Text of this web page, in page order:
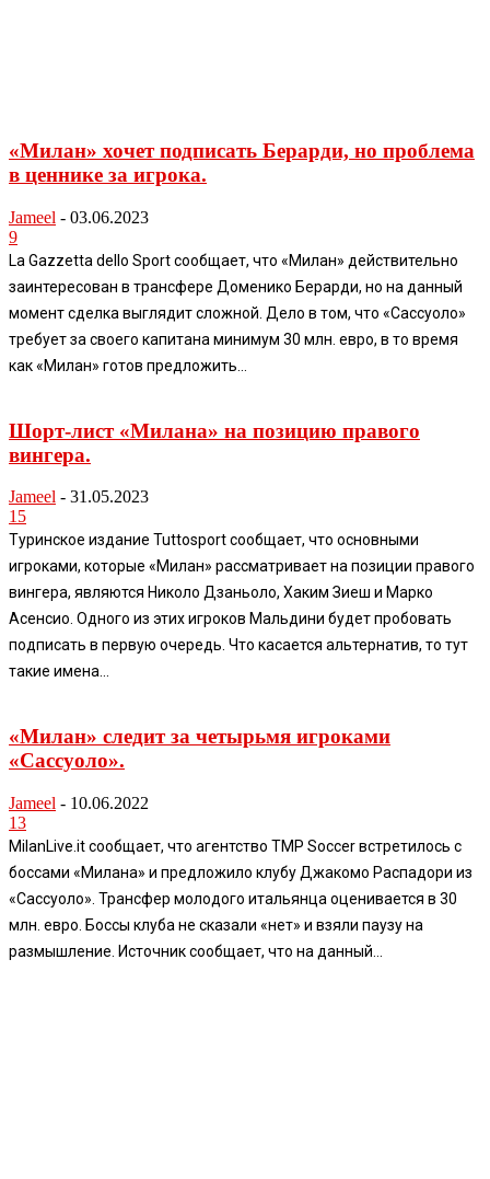
«Милан» хочет подписать Берарди, но проблема
в ценнике за игрока.
Jameel - 03.06.2023
9
La Gazzetta dello Sport сообщает, что «Милан» действительно
заинтересован в трансфере Доменико Берарди, но на данный
момент сделка выглядит сложной. Дело в том, что «Сассуоло»
требует за своего капитана минимум 30 млн. евро, в то время
как «Милан» готов предложить...
Шорт-лист «Милана» на позицию правого
вингера.
Jameel - 31.05.2023
15
Туринское издание Tuttosport сообщает, что основными
игроками, которые «Милан» рассматривает на позиции правого
вингера, являются Николо Дзаньоло, Хаким Зиеш и Марко
Асенсио. Одного из этих игроков Мальдини будет пробовать
подписать в первую очередь. Что касается альтернатив, то тут
такие имена...
«Милан» следит за четырьмя игроками
«Сассуоло».
Jameel - 10.06.2022
13
MilanLive.it сообщает, что агентство TMP Soccer встретилось с
боссами «Милана» и предложило клубу Джакомо Распадори из
«Сассуоло». Трансфер молодого итальянца оценивается в 30
млн. евро. Боссы клуба не сказали «нет» и взяли паузу на
размышление. Источник сообщает, что на данный...